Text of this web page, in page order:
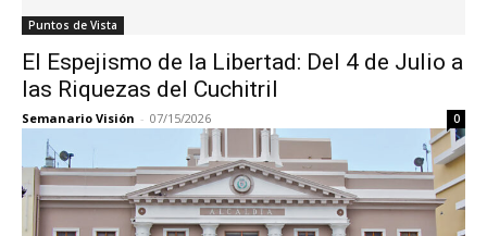
Puntos de Vista
El Espejismo de la Libertad: Del 4 de Julio a
las Riquezas del Cuchitril
Semanario Visión - 07/15/2026 0